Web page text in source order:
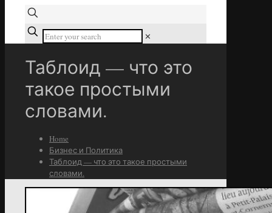
✕
Таблоид — что это
такое простыми
словами.
Home
Бизнес и Политика
Таблоид — что это такое простыми
словами.